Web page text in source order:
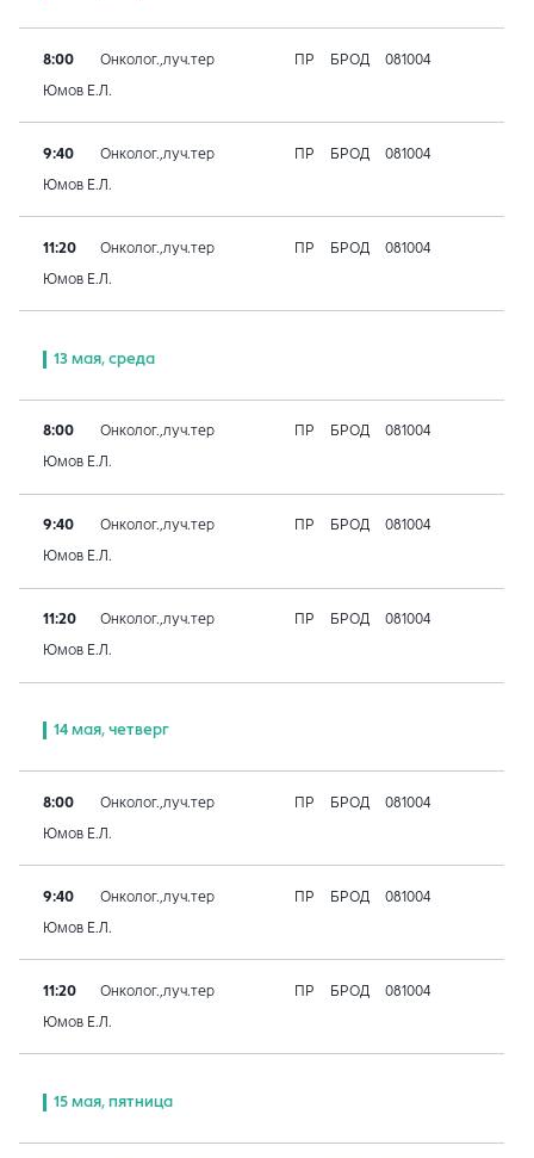
8:00 Онколог.,луч.тер ПР БРОД 081004
Юмов Е.Л.
9:40 Онколог.,луч.тер ПР БРОД 081004
Юмов Е.Л.
11:20 Онколог.,луч.тер ПР БРОД 081004
Юмов Е.Л.
13 мая, среда
8:00 Онколог.,луч.тер ПР БРОД 081004
Юмов Е.Л.
9:40 Онколог.,луч.тер ПР БРОД 081004
Юмов Е.Л.
11:20 Онколог.,луч.тер ПР БРОД 081004
Юмов Е.Л.
14 мая, четверг
8:00 Онколог.,луч.тер ПР БРОД 081004
Юмов Е.Л.
9:40 Онколог.,луч.тер ПР БРОД 081004
Юмов Е.Л.
11:20 Онколог.,луч.тер ПР БРОД 081004
Юмов Е.Л.
15 мая, пятница